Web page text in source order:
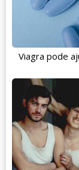
Viagra pode